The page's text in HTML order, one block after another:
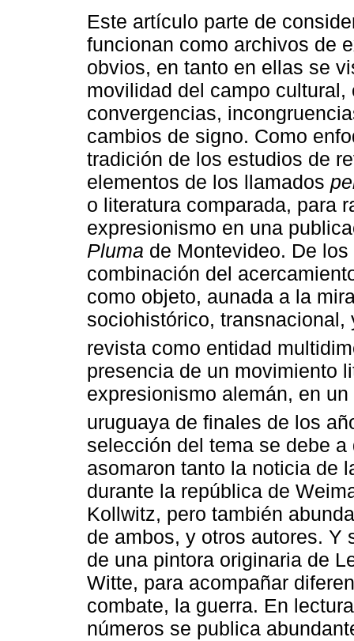
Este artículo parte de
funcionan como archivos de
obvios, en tanto en ellas se
movilidad del campo
convergencias,
cambios de signo. Como
tradición de los estudios de
elementos de los llamados
o literatura comparada, para
expresionismo en una
Pluma de Montevideo. De
combinación del
como objeto, aunada a la
sociohistórico,
revista como entidad
presencia de un movimiento
expresionismo alemán, en
uruguaya de finales de los
selección del tema se debe
asomaron tanto la noticia de
durante la república de
Kollwitz, pero también
de ambos, y otros autores. Y
de una pintora originaria de
Witte, para acompañar
combate, la guerra. En
números se publica